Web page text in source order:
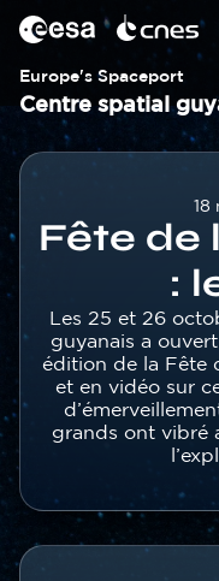
Panneau de gestion des
principal
Europe's Spaceport
Centre spatial
Corps
18
Fête de
:
Texte
Les 25 et 26
guyanais a
édition de la Fête
et en vidéo sur
grands ont vibré